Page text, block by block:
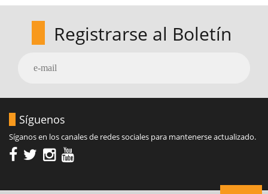
Registrarse al Boletín
Síguenos
Síganos en los canales de redes sociales para mantenerse actualizado.